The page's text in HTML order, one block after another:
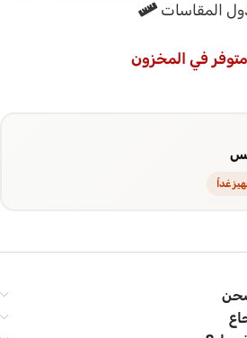
المقاسات
في المخزون
غداً